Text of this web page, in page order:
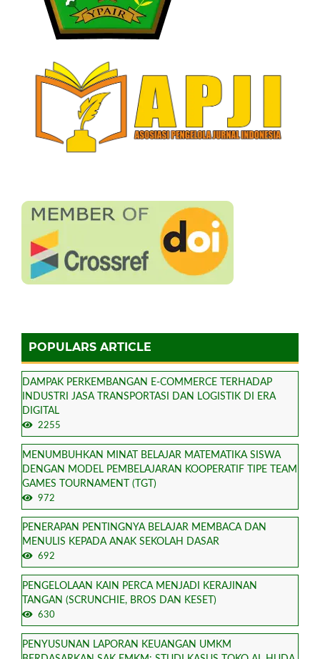
POPULARS ARTICLE
DAMPAK PERKEMBANGAN E-COMMERCE TERHADAP
INDUSTRI JASA TRANSPORTASI DAN LOGISTIK DI ERA
DIGITAL
2255
MENUMBUHKAN MINAT BELAJAR MATEMATIKA SISWA
DENGAN MODEL PEMBELAJARAN KOOPERATIF TIPE TEAM
GAMES TOURNAMENT (TGT)
972
PENERAPAN PENTINGNYA BELAJAR MEMBACA DAN
MENULIS KEPADA ANAK SEKOLAH DASAR
692
PENGELOLAAN KAIN PERCA MENJADI KERAJINAN
TANGAN (SCRUNCHIE, BROS DAN KESET)
630
PENYUSUNAN LAPORAN KEUANGAN UMKM